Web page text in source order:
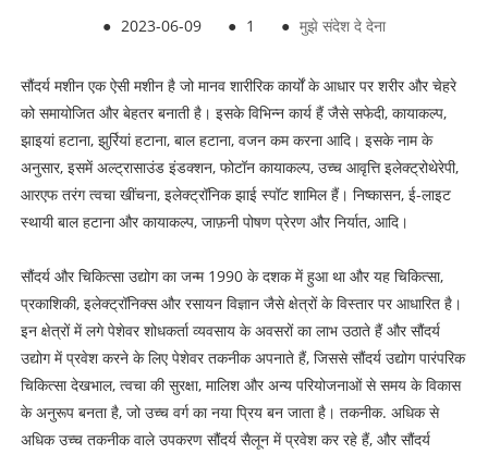
● 2023-06-09 ● 1 ● मुझे संदेश दे देना
सौंदर्य मशीन एक ऐसी मशीन है जो मानव शारीरिक कार्यों के आधार पर शरीर और चेहरे
को समायोजित और बेहतर बनाती है। इसके विभिन्न कार्य हैं जैसे सफेदी, कायाकल्प,
झाइयां हटाना, झुर्रियां हटाना, बाल हटाना, वजन कम करना आदि। इसके नाम के
अनुसार, इसमें अल्ट्रासाउंड इंडक्शन, फोटॉन कायाकल्प, उच्च आवृत्ति इलेक्ट्रोथेरेपी,
आरएफ तरंग त्वचा खींचना, इलेक्ट्रॉनिक झाई स्पॉट शामिल हैं। निष्कासन, ई-लाइट
स्थायी बाल हटाना और कायाकल्प, जाफ़नी पोषण प्रेरण और निर्यात, आदि।
सौंदर्य और चिकित्सा उद्योग का जन्म 1990 के दशक में हुआ था और यह चिकित्सा,
प्रकाशिकी, इलेक्ट्रॉनिक्स और रसायन विज्ञान जैसे क्षेत्रों के विस्तार पर आधारित है।
इन क्षेत्रों में लगे पेशेवर शोधकर्ता व्यवसाय के अवसरों का लाभ उठाते हैं और सौंदर्य
उद्योग में प्रवेश करने के लिए पेशेवर तकनीक अपनाते हैं, जिससे सौंदर्य उद्योग पारंपरिक
चिकित्सा देखभाल, त्वचा की सुरक्षा, मालिश और अन्य परियोजनाओं से समय के विकास
के अनुरूप बनता है, जो उच्च वर्ग का नया प्रिय बन जाता है। तकनीक. अधिक से
अधिक उच्च तकनीक वाले उपकरण सौंदर्य सैलून में प्रवेश कर रहे हैं, और सौंदर्य